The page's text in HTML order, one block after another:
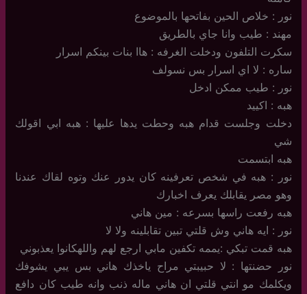
نور : خلاص الحين بفاتحها بالموضوع
مهند : طيب وانا جاي بالطريق
سكرت التلفون ودخلت الغرفه : هاا بنات بينكم اسرار
ساره : لا اي اسرار بس نسولف
نور : طيب ممكن ادخل
هبه : اكييد
دخلت وجلست قدام هبه وحطت يدها عليها : هبه ابي اقولك
شي
هبه ابتسمت
نور : هبه في شخص تعرفينه كان يدور عنك وتوه لقاك عندنا
وهو مصر يقابلك يعرف اخبارك
هبه رفعت راسها بسرعه : مين هاني
نور : ايه هاني وش قلتي تبين تقابلينه ولا لا
هبه قمت تبكي :يممه تكفين مابي ارجع لهم واللهكانوا يعذبوني
نور حضنتها : لا حبيبتي مراح ياخذك هاني بس يبي يشوفك
ويكلمك مو انتي قلتي ان هاني ماله ذنب وانه طيب كان دافع